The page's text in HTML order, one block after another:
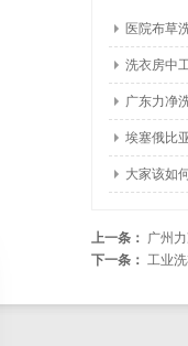
医院布草
洗衣房中
广东力净
埃塞俄比
大家该如
上一条： 广州
下一条： 工业